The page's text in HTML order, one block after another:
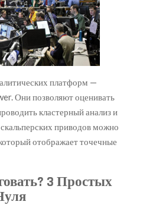
платформ —
Они позволяют оценивать
кластерный анализ и
приводов можно
отображает точечные
3 Простых